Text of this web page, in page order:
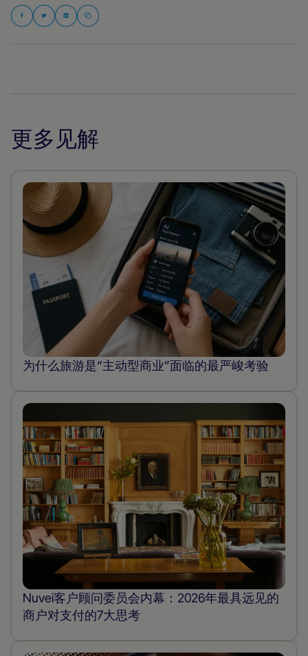
更多见解
为什么旅游是“主动型商业”面临的最严峻考验
Nuvei客户顾问委员会内幕：2026年最具远见的
商户对支付的7大思考